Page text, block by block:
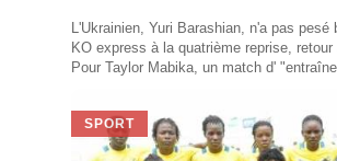
L'Ukrainien, Yuri Barashian, n'a pas pesé
KO express à la quatrième reprise,
Pour Taylor Mabika, un match d'
SPORT